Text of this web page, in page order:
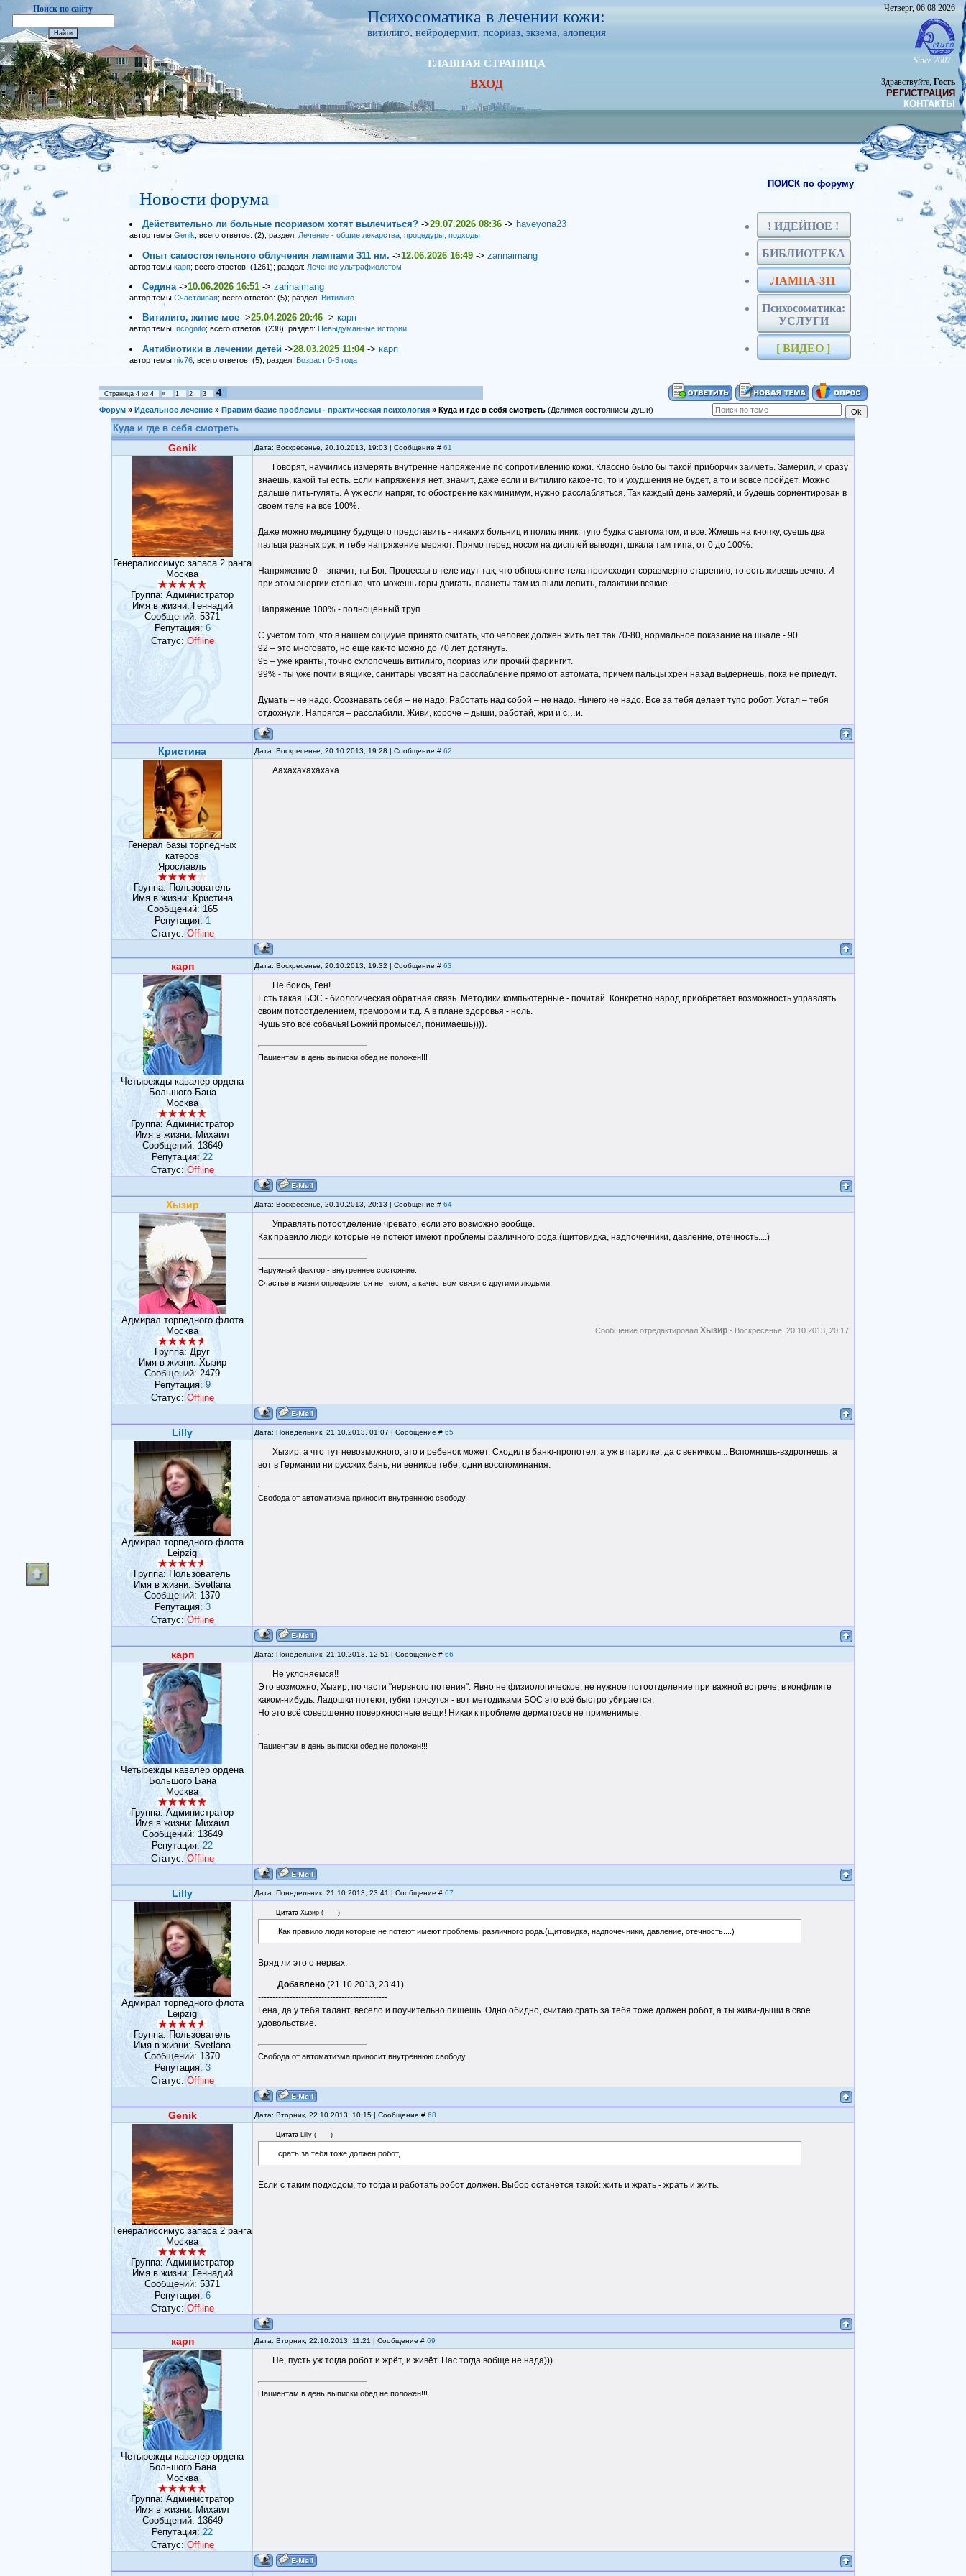
Поиск по сайту Психосоматика в лечении кожи:
витилиго, нейродермит, псориаз, экзема, алопеция
ГЛАВНАЯ СТРАНИЦА
ВХОД
Четверг, 06.08.2026
Since 2007..
Здравствуйте, Гость
РЕГИСТРАЦИЯ
КОНТАКТЫ
Новости форума
Действительно ли больные псориазом хотят вылечиться?->29.07.2026 08:36-> haveyona23
автор темы Genik; всего ответов: (2); раздел: Лечение - общие лекарства, процедуры, подходы
Опыт самостоятельного облучения лампами 311 нм. ->12.06.2026 16:49-> zarinaimang
автор темы карп; всего ответов: (1261); раздел: Лечение ультрафиолетом
Седина->10.06.2026 16:51-> zarinaimang
автор темы Счастливая; всего ответов: (5); раздел: Витилиго
Витилиго, житие мое->25.04.2026 20:46-> карп
автор темы Incognito; всего ответов: (238); раздел: Невыдуманные истории
Антибиотики в лечении детей ->28.03.2025 11:04-> карп
автор темы niv76; всего ответов: (5); раздел: Возраст 0-3 года
ПОИСК по форуму
! ИДЕЙНОЕ !
БИБЛИОТЕКА
ЛАМПА-311
Психосоматика:
УСЛУГИ
[ ВИДЕО ]
Страница 4из 4 « 1 2 3 4
Форум » Идеальное лечение » Правим базис проблемы - практическая психология » Куда и где в себя смотреть (Делимся состоянием души)
Куда и где в себя смотреть
Genik Дата: Воскресенье, 20.10.2013, 19:03 | Сообщение # 61
Генералиссимус запаса 2 ранга
Москва
Группа: Администратор
Имя в жизни: Геннадий
Сообщений: 5371
Репутация: 6
Статус: Offline
Говорят, научились измерять внутренне напряжение по сопротивлению кожи. Классно было бы такой приборчик заиметь. Замерил, и сразу
знаешь, какой ты есть. Если напряжения нет, значит, даже если и витилиго какое-то, то и ухудшения не будет, а то и вовсе пройдет. Можно
дальше пить-гулять. А уж если напряг, то обострение как минимум, нужно расслабляться. Так каждый день замеряй, и будешь сориентирован в
своем теле на все 100%.
Даже можно медицину будущего представить - никаких больниц и поликлиник, тупо будка с автоматом, и все. Жмешь на кнопку, суешь два
пальца разных рук, и тебе напряжение меряют. Прямо перед носом на дисплей выводят, шкала там типа, от 0 до 100%.
Напряжение 0 – значит, ты Бог. Процессы в теле идут так, что обновление тела происходит соразмерно старению, то есть живешь вечно. И
при этом энергии столько, что можешь горы двигать, планеты там из пыли лепить, галактики всякие…
Напряжение 100% - полноценный труп.
С учетом того, что в нашем социуме принято считать, что человек должен жить лет так 70-80, нормальное показание на шкале - 90.
92 – это многовато, но еще как-то можно до 70 лет дотянуть.
95 – уже кранты, точно схлопочешь витилиго, псориаз или прочий фарингит.
99% - ты уже почти в ящике, санитары увозят на расслабление прямо от автомата, причем пальцы хрен назад выдернешь, пока не приедут.
Думать – не надо. Осознавать себя – не надо. Работать над собой – не надо. Ничего не надо. Все за тебя делает тупо робот. Устал – тебя
отдохнули. Напрягся – расслабили. Живи, короче – дыши, работай, жри и с…и.
Кристина Дата: Воскресенье, 20.10.2013, 19:28 | Сообщение # 62
Генерал базы торпедных
катеров
Ярославль
Группа: Пользователь
Имя в жизни: Кристина
Сообщений: 165
Репутация: 1
Статус: Offline
Аахахахахахаха
карп Дата: Воскресенье, 20.10.2013, 19:32 | Сообщение # 63
Четырежды кавалер ордена
Большого Бана
Москва
Группа: Администратор
Имя в жизни: Михаил
Сообщений: 13649
Репутация: 22
Статус: Offline
Не боись, Ген!
Есть такая БОС - биологическая обратная связь. Методики компьютерные - почитай. Конкретно народ приобретает возможность управлять
своим потоотделением, тремором и т.д. А в плане здоровья - ноль.
Чушь это всё собачья! Божий промысел, понимаешь)))).
Пациентам в день выписки обед не положен!!!
Хызир Дата: Воскресенье, 20.10.2013, 20:13 | Сообщение # 64
Адмирал торпедного флота
Москва
Группа: Друг
Имя в жизни: Хызир
Сообщений: 2479
Репутация: 9
Статус: Offline
Управлять потоотделение чревато, если это возможно вообще.
Как правило люди которые не потеют имеют проблемы различного рода.(щитовидка, надпочечники, давление, отечность....)
Наружный фактор - внутреннее состояние.
Счастье в жизни определяется не телом, а качеством связи с другими людьми.
Сообщение отредактировал Хызир - Воскресенье, 20.10.2013, 20:17
Lilly Дата: Понедельник, 21.10.2013, 01:07 | Сообщение # 65
Адмирал торпедного флота
Leipzig
Группа: Пользователь
Имя в жизни: Svetlana
Сообщений: 1370
Репутация: 3
Статус: Offline
Хызир, а что тут невозможного, это и ребенок может. Сходил в баню-пропотел, а уж в парилке, да с веничком... Вспомнишь-вздрогнешь, а
вот в Германии ни русских бань, ни веников тебе, одни восспоминания.
Свобода от автоматизма приносит внутреннюю свободу.
карп Дата: Понедельник, 21.10.2013, 12:51 | Сообщение # 66
Четырежды кавалер ордена
Большого Бана
Москва
Группа: Администратор
Имя в жизни: Михаил
Сообщений: 13649
Репутация: 22
Статус: Offline
Не уклоняемся!!
Это возможно, Хызир, по части "нервного потения". Явно не физиологическое, не нужное потоотделение при важной встрече, в конфликте
каком-нибудь. Ладошки потеют, губки трясутся - вот методиками БОС это всё быстро убирается.
Но это всё совершенно поверхностные вещи! Никак к проблеме дерматозов не применимые.
Пациентам в день выписки обед не положен!!!
Lilly Дата: Понедельник, 21.10.2013, 23:41 | Сообщение # 67
Адмирал торпедного флота
Leipzig
Группа: Пользователь
Имя в жизни: Svetlana
Сообщений: 1370
Репутация: 3
Статус: Offline
Цитата Хызир ( )
Как правило люди которые не потеют имеют проблемы различного рода.(щитовидка, надпочечники, давление, отечность....)
Вряд ли это о нервах.
Добавлено(21.10.2013, 23:41)
---------------------------------------------
Гена, да у тебя талант, весело и поучительно пишешь. Одно обидно, считаю срать за тебя тоже должен робот, а ты живи-дыши в свое
удовольствие.
Свобода от автоматизма приносит внутреннюю свободу.
Genik Дата: Вторник, 22.10.2013, 10:15 | Сообщение # 68
Генералиссимус запаса 2 ранга
Москва
Группа: Администратор
Имя в жизни: Геннадий
Сообщений: 5371
Репутация: 6
Статус: Offline
Цитата Lilly ( )
срать за тебя тоже должен робот,
Если с таким подходом, то тогда и работать робот должен. Выбор останется такой: жить и жрать - жрать и жить.
карп Дата: Вторник, 22.10.2013, 11:21 | Сообщение # 69
Четырежды кавалер ордена
Большого Бана
Москва
Группа: Администратор
Имя в жизни: Михаил
Сообщений: 13649
Репутация: 22
Статус: Offline
Не, пусть уж тогда робот и жрёт, и живёт. Нас тогда вобще не нада))).
Пациентам в день выписки обед не положен!!!